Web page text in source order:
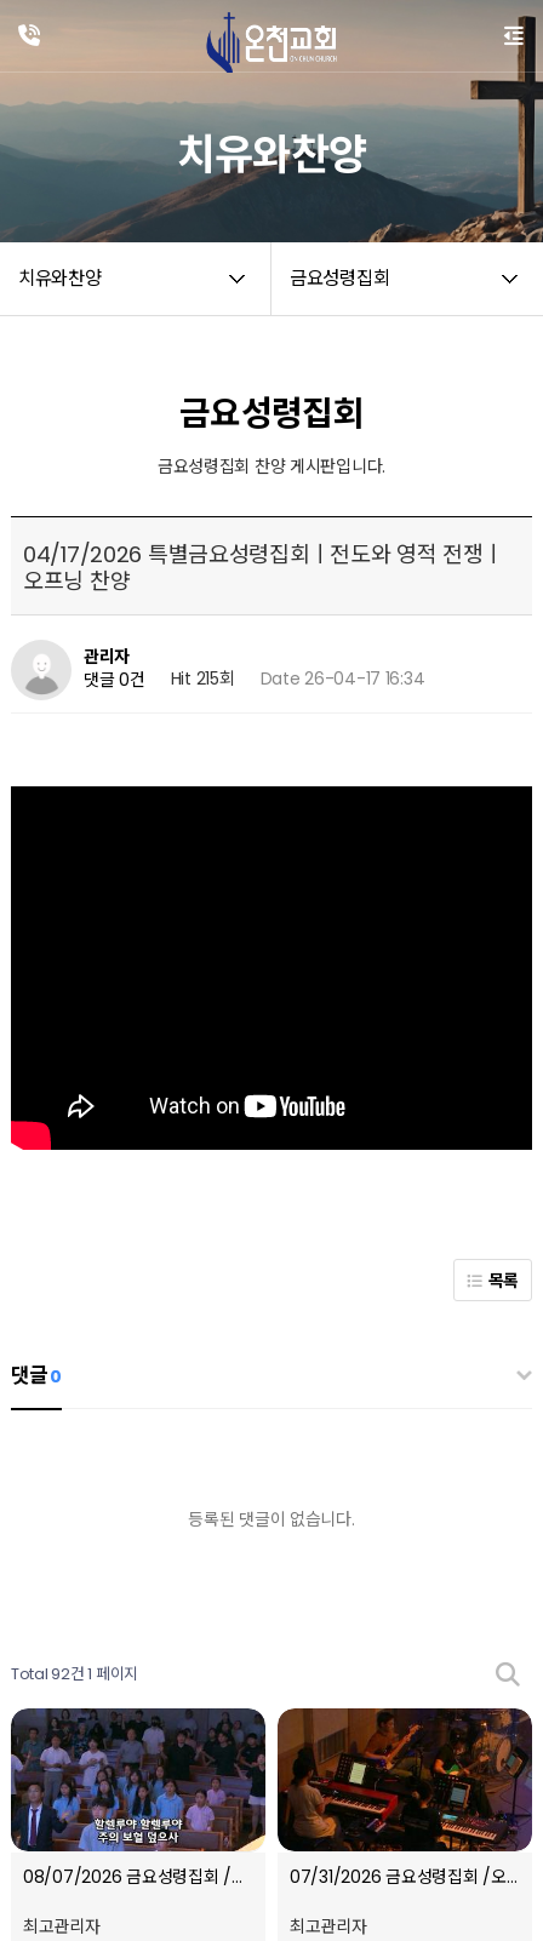
치유와찬양 금요성령집회
치유와찬양
금요성령집회
금요성령집회 찬양 게시판입니다.
04/17/2026 특별금요성령집회ㅣ전도와 영적 전쟁ㅣ
오프닝 찬양
관리자
댓글 0건
Hit 215회 Date 26-04-17 16:34
목록
댓글0
등록된 댓글이 없습니다.
Total 92건1 페이지
08/07/2026 금요성령집회 /오프닝 찬 new
최고관리자
07/31/2026 금요성령집회 /오프닝 찬양
최고관리자